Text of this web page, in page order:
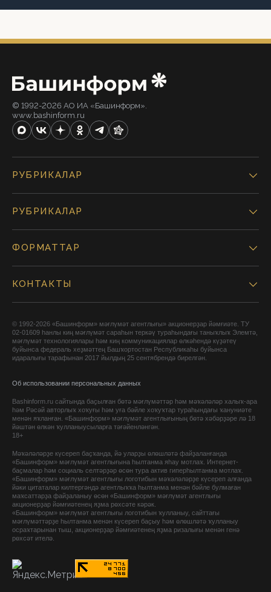
© 1992-2026 АО ИА «Башинформ».
www.bashinform.ru
РУБРИКАЛАР
РУБРИКАЛАР
ФОРМАТТАР
КОНТАКТЫ
© 1992-2026 «Башинформ» мәғлүмәт агентлығы» акционерҙар йәмғиәте. ТУ
02-01609 һанлы киң мәғлүмәт сараһын теркәү тураһындағы таныҡлыҡ Элемтә,
мәғлүмәт технологиялары һәм киң коммуникациялар өлкәһендә күҙәтеү
буйынса федераль хеҙмәттең Башҡортостан Республикаһы буйынса
идаралығы тарафынан 2017 йылдың 25 сентябрендә бирелгән.
Об использовании персональных данных
Bashinform.ru сайтында баҫылған бөтә мәғлүмәттәр һәм мәҡәләләр халыҡ-ара
һәм Рәсәй авторлыҡ хоҡуғы һәм уға бәйле хоҡуҡтар тураһындағы ҡануниәте
менән яҡланған. «Башинформ» мәғлүмәт агентлығының бөтә хәбәрҙәре лә 18
йәштән өлкән ҡулланыусыларға тәғәйенләнгән.
18+
Мәҡәләләрҙе күсереп баҫҡанда, йә уларҙы өлөшләтә файҙаланғанда
«Башинформ» мәғлүмәт агентлығына һылтанма яһау мотлаҡ. Интернет-
баҫмалар һәм социаль селтәрҙәр өсөн тура актив гиперһылтанма мотлаҡ.
«Башинформ» мәғлүмәт агентлығы логотибын мәҡәләләрҙе күсереп алғанда
йәки цитаталар килтергәндә агентлыҡҡа һылтанма менән бәйле булмаған
маҡсаттарҙа файҙаланыу өсөн «Башинформ» мәғлүмәт агентлығы
акционерҙар йәмғиәтенең яҙма рөхсәте кәрәк.
«Башинформ» мәғлүмәт агентлығы логотибын ҡулланыу, сайттағы
мәғлүмәттәрҙе һылтанма менән күсереп баҫыу һәм өлөшләтә ҡулланыу
осраҡтарынан тыш, акционерҙар йәмғиәтенең яҙма ризалығы менән генә
рөхсәт ителә.